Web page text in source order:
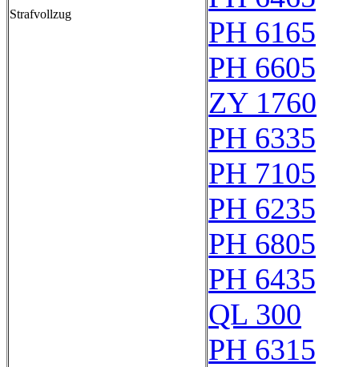
Strafvollzug
PH 6165
PH 6605
ZY 1760
PH 6335
PH 7105
PH 6235
PH 6805
PH 6435
QL 300
PH 6315